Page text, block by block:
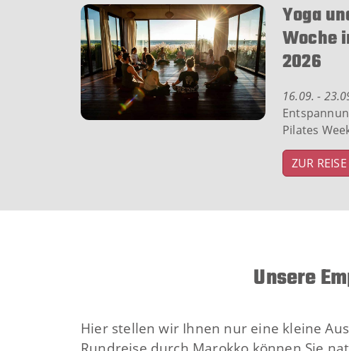
Yoga
Woche
2026
16.09. -
Pilates
ZUR REISE
Unsere
Hier stellen wir Ihnen nur eine kleine